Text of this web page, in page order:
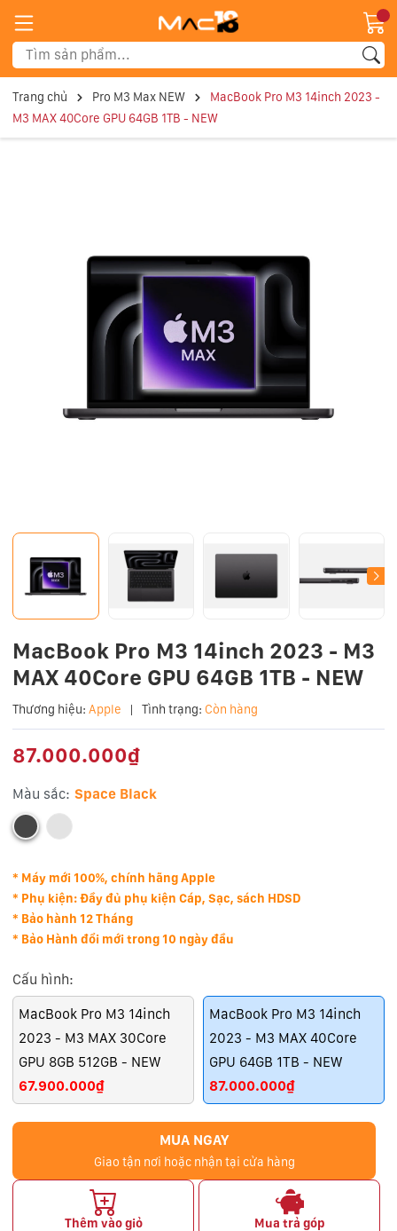
Trang chủ Pro M3 Max NEW
MacBook Pro M3 14inch 2023 -
M3 MAX 40Core GPU 64GB 1TB - NEW
MacBook Pro M3 14inch 2023 - M3
MAX 40Core GPU 64GB 1TB - NEW
Thương hiệu: Apple | Tình trạng: Còn hàng
87.000.000₫
Màu sắc: Space Black
* Máy mới 100%, chính hãng Apple
* Phụ kiện: Đầy đủ phụ kiện Cáp, Sạc, sách HDSD
* Bảo hành 12 Tháng
* Bảo Hành đổi mới trong 10 ngày đầu
Cấu hình:
MacBook Pro M3 14inch
2023 - M3 MAX 30Core
GPU 8GB 512GB - NEW
67.900.000₫
MacBook Pro M3 14inch
2023 - M3 MAX 40Core
GPU 64GB 1TB - NEW
87.000.000₫
MUA NGAY
Giao tận nơi hoặc nhận tại cửa hàng
Thêm vào giỏ Mua trả góp